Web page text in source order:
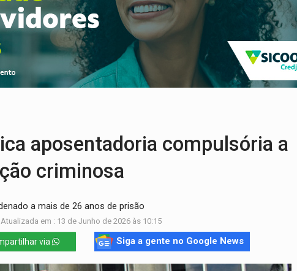
PREGÃO ELETRÔNICO N.º 90136/2026/SUPEL/RO
do sorteio da Copa do Brasil 2026
Nº 90504/2025/SUPEL/RO
o que não conseguiram em anos na educação de Porto Velho
aposentadoria compulsória a
criminosa
a mais de 26 anos de prisão
Atualizada em : 13 de Junho de 2026 às 10:15
via Siga a gente no Google News